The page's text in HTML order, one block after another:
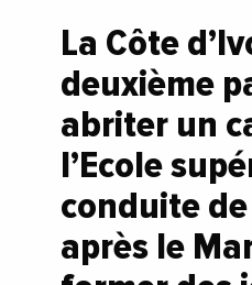
La Côte
deuxième
abriter un
l’Ecole
conduite
après le